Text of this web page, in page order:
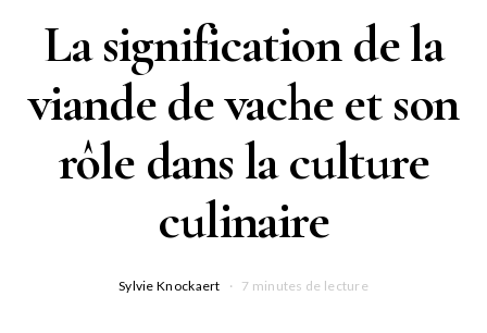
La signification de la
viande de vache et son
rôle dans la culture
culinaire
Sylvie Knockaert 7 minutes de lecture